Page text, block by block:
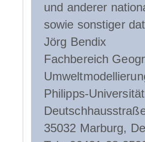
und anderer
sowie sonstiger
Jörg Bendix
Fachbereich
Philipps-
35032 Marburg,